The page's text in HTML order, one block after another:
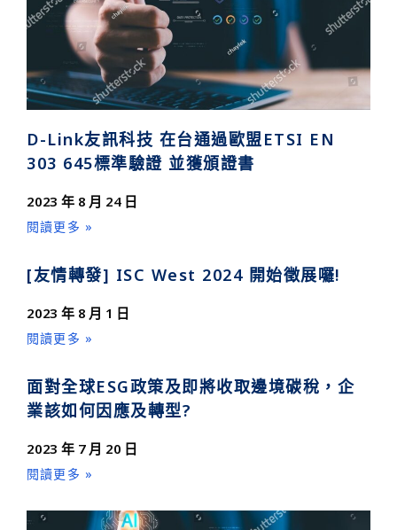
D-Link友訊科技 在台通過歐盟ETSI EN
303 645標準驗證 並獲頒證書
2023 年 8 月 24 日
閱讀更多 »
[友情轉發] ISC West 2024 開始徵展囉!
2023 年 8 月 1 日
閱讀更多 »
面對全球ESG政策及即將收取邊境碳稅，企
業該如何因應及轉型?
2023 年 7 月 20 日
閱讀更多 »